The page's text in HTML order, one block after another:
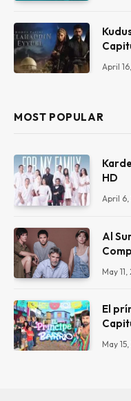
April
MOST POPULAR
HD
April
Al
May
El
May